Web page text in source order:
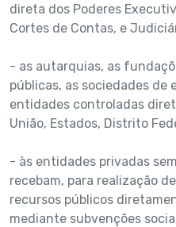
direta dos Poderes
Cortes de Contas, e
- as autarquias, as
públicas, as sociedades de
entidades controladas
União, Estados, Distrito
- às entidades privadas
recebam, para realização
recursos públicos
mediante subvenções